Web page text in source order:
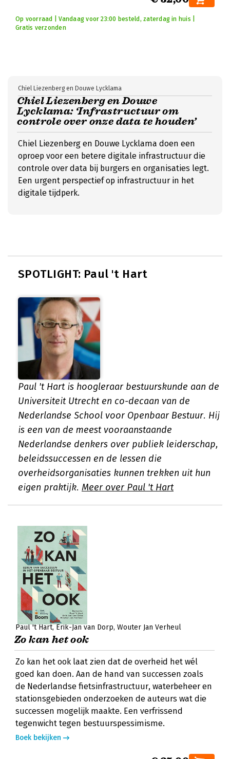
Op voorraad | Vandaag voor 23:00 besteld, zaterdag in huis |
Gratis verzonden
Chiel Liezenberg en Douwe
Lycklama: ‘Infrastructuur om
controle over onze data te houden’
Chiel Liezenberg en Douwe Lycklama
Chiel Liezenberg en Douwe Lycklama doen een
oproep voor een betere digitale infrastructuur die
controle over data bij burgers en organisaties legt.
Een urgent perspectief op infrastructuur in het
digitale tijdperk.
SPOTLIGHT: Paul 't Hart
Paul 't Hart is hoogleraar bestuurskunde aan de
Universiteit Utrecht en co-decaan van de
Nederlandse School voor Openbaar Bestuur. Hij
is een van de meest vooraanstaande
Nederlandse denkers over publiek leiderschap,
beleidssuccessen en de lessen die
overheidsorganisaties kunnen trekken uit hun
eigen praktijk. Meer over Paul 't Hart
Paul 't Hart Erik-Jan van Dorp Wouter Jan Verheul
Zo kan het ook
Zo kan het ook laat zien dat de overheid het wél
goed kan doen. Aan de hand van successen zoals
de Nederlandse fietsinfrastructuur, waterbeheer en
stationsgebieden onderzoeken de auteurs wat die
successen mogelijk maakte. Een verfrissend
tegenwicht tegen bestuurspessimisme.
Boek bekijken